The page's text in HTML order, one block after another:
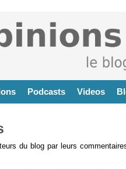
Podcasts Videos
du blog par leurs